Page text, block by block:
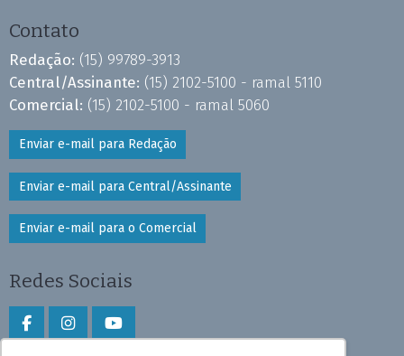
Contato
Redação: (15) 99789-3913
Central/Assinante: (15) 2102-5100 - ramal 5110
Comercial: (15) 2102-5100 - ramal 5060
Enviar e-mail para Redação
Enviar e-mail para Central/Assinante
Enviar e-mail para o Comercial
Redes Sociais